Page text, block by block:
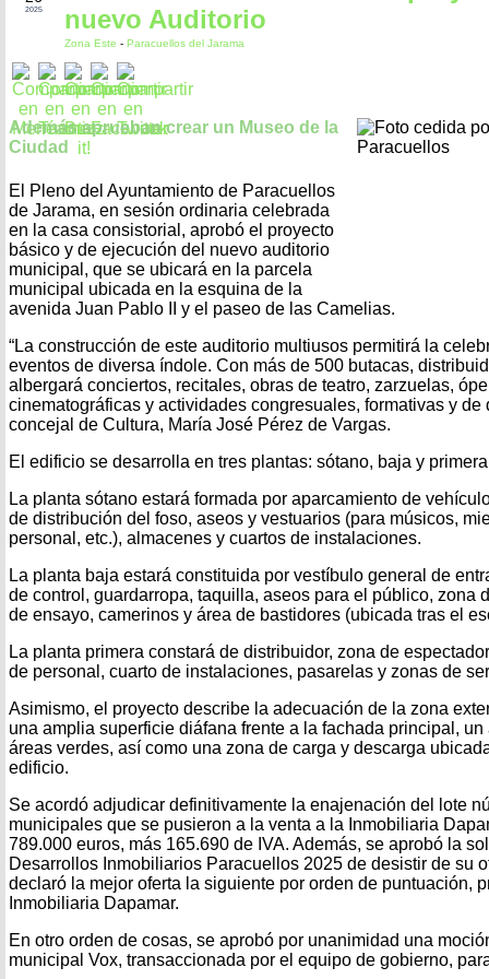
2025
nuevo Auditorio
Zona Este - Paracuellos del Jarama
Además aprueban crear un Museo de la
Ciudad
El Pleno del Ayuntamiento de Paracuellos
de Jarama, en sesión ordinaria celebrada
en la casa consistorial, aprobó el proyecto
básico y de ejecución del nuevo auditorio
municipal, que se ubicará en la parcela
municipal ubicada en la esquina de la
avenida Juan Pablo II y el paseo de las Camelias.
“La construcción de este auditorio multiusos permitirá la
eventos de diversa índole. Con más de 500 butacas,
albergará conciertos, recitales, obras de teatro, zarzuelas,
cinematográficas y actividades congresuales, formativas y de
concejal de Cultura, María José Pérez de Vargas.
El edificio se desarrolla en tres plantas: sótano, baja y
La planta sótano estará formada por aparcamiento de
de distribución del foso, aseos y vestuarios (para músicos,
personal, etc.), almacenes y cuartos de instalaciones.
La planta baja estará constituida por vestíbulo general de
de control, guardarropa, taquilla, aseos para el público, zona
de ensayo, camerinos y área de bastidores (ubicada tras el
La planta primera constará de distribuidor, zona de
de personal, cuarto de instalaciones, pasarelas y zonas de
Asimismo, el proyecto describe la adecuación de la zona
una amplia superficie diáfana frente a la fachada principal,
áreas verdes, así como una zona de carga y descarga
edificio.
Se acordó adjudicar definitivamente la enajenación del lote
municipales que se pusieron a la venta a la Inmobiliaria
789.000 euros, más 165.690 de IVA. Además, se aprobó la
Desarrollos Inmobiliarios Paracuellos 2025 de desistir de su
declaró la mejor oferta la siguiente por orden de puntuación,
Inmobiliaria Dapamar.
En otro orden de cosas, se aprobó por unanimidad una
municipal Vox, transaccionada por el equipo de gobierno,